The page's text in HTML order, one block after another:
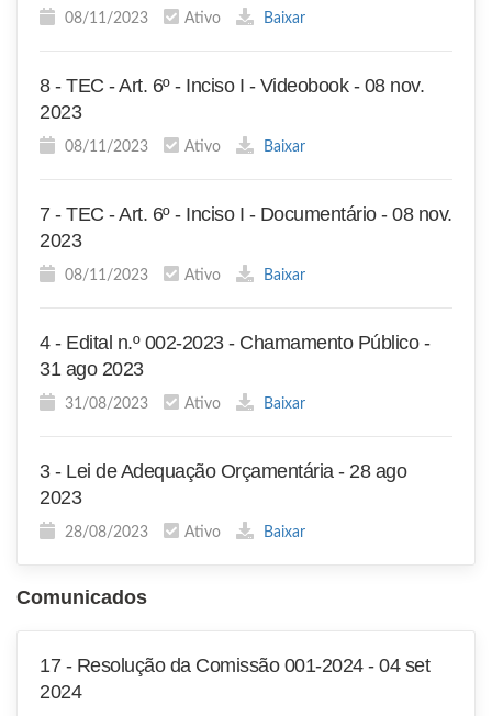
08/11/2023 Ativo Baixar
8 - TEC - Art. 6º - Inciso I - Videobook - 08 nov.
2023
08/11/2023 Ativo Baixar
7 - TEC - Art. 6º - Inciso I - Documentário - 08 nov.
2023
08/11/2023 Ativo Baixar
4 - Edital n.º 002-2023 - Chamamento Público -
31 ago 2023
31/08/2023 Ativo Baixar
3 - Lei de Adequação Orçamentária - 28 ago
2023
28/08/2023 Ativo Baixar
Comunicados
17 - Resolução da Comissão 001-2024 - 04 set
2024